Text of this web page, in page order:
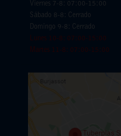
Viernes 7-8: 07:00-15:00
Sábado 8-8: Cerrado
Domingo 9-8: Cerrado
Lunes 10-8: 07:00-15:00
Martes 11-8: 07:00-15:00